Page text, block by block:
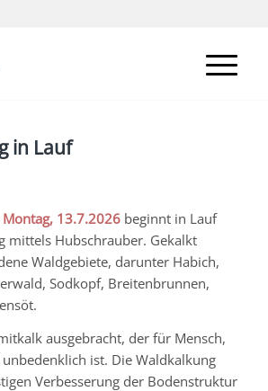
in Lauf
Montag, 13.7.2026beginnt in Lauf
mittels Hubschrauber. Gekalkt
Waldgebiete, darunter Habich,
Sodkopf, Breitenbrunnen,
ausgebracht, der für Mensch,
ist. Die Waldkalkung
Verbesserung der Bodenstruktur